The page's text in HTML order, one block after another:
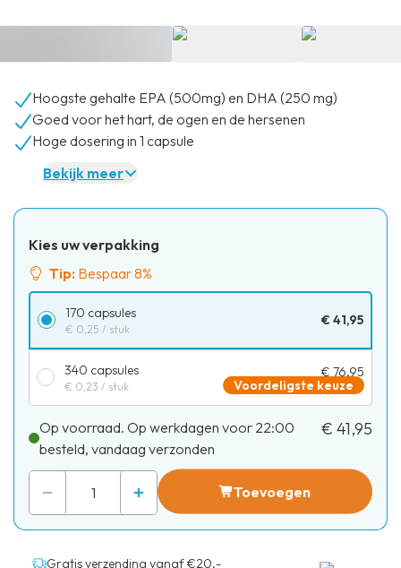
Hoogste gehalte EPA (500mg) en DHA (250 mg)
Goed voor het hart, de ogen en de hersenen
Hoge dosering in 1 capsule
Bekijk meer
Kies uw verpakking
Tip: Bespaar 8%
170 capsules
€ 0,25 / stuk
€ 41,95
340 capsules
€ 0,23 / stuk
€ 76,95
Voordeligste keuze
Op voorraad. Op werkdagen voor 22:00
besteld, vandaag verzonden
€ 41,95
Toevoegen
Gratis verzending vanaf €20,-